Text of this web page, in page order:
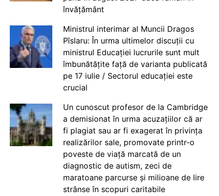
învățământ
Ministrul interimar al Muncii Dragos
Pîslaru: În urma ultimelor discuții cu
ministrul Educației lucrurile sunt mult
îmbunătățite față de varianta publicată
pe 17 iulie / Sectorul educației este
crucial
Un cunoscut profesor de la Cambridge
a demisionat în urma acuzațiilor că ar
fi plagiat sau ar fi exagerat în privința
realizărilor sale, promovate printr-o
poveste de viață marcată de un
diagnostic de autism, zeci de
maratoane parcurse și milioane de lire
strânse în scopuri caritabile